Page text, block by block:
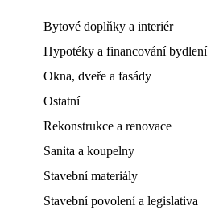
Bytové doplňky a interiér
Hypotéky a financování bydlení
Okna, dveře a fasády
Ostatní
Rekonstrukce a renovace
Sanita a koupelny
Stavební materiály
Stavební povolení a legislativa